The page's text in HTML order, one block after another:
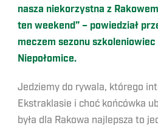
nasza niekorzystna z
ten weekend” – powiedział
meczem sezonu
Niepołomice.
Jedziemy do rywala, którego
Ekstraklasie i choć końcówka
była dla Rakowa najlepsza to